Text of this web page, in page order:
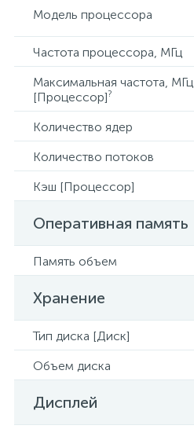
Модель процессора
Частота процессора, МГц
Максимальная частота, МГц
[Процессор]?
Количество ядер
Количество потоков
Кэш [Процессор]
Оперативная память
Память объем
Хранение
Тип диска [Диск]
Объем диска
Дисплей